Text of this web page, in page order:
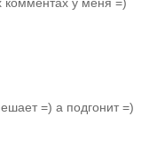
=) а подгонит =)